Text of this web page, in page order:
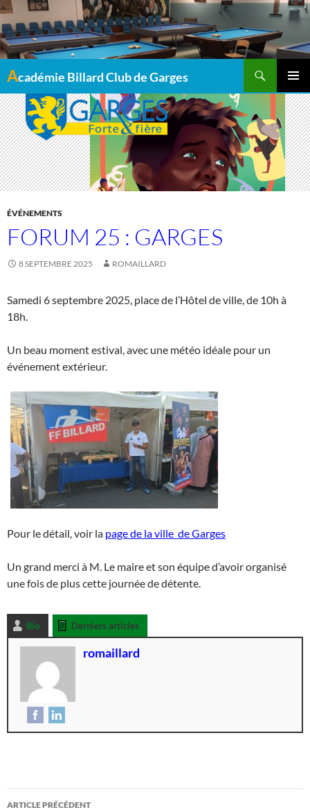
Académie Billard Club de Garges
MENU
ÉVÉNEMENTS
FORUM 25 : GARGES
8 SEPTEMBRE 2025 ROMAILLARD
Samedi 6 septembre 2025, place de l’Hôtel de ville, de 10h à
18h.
Un beau moment estival, avec une météo idéale pour un
événement extérieur.
Pour le détail, voir la page de la ville de Garges
Un grand merci à M. Le maire et son équipe d’avoir organisé
une fois de plus cette journée de détente.
Bio Derniers articles
romaillard
ARTICLE PRÉCÉDENT